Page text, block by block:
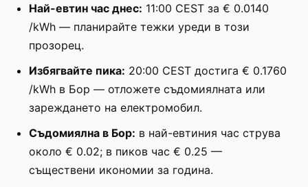
Най-евтин час днес: 11:00 CEST за € 0.0140
/kWh — планирайте тежки уреди в този
прозорец.
Избягвайте пика: 20:00 CEST достига € 0.1760
/kWh в Бор — отложете съдомиялната или
зареждането на електромобил.
Съдомиялна в Бор: в най-евтиния час струва
около € 0.02; в пиков час € 0.25 —
съществени икономии за година.